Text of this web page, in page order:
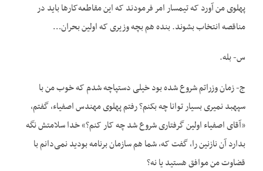
پهلوی من آورد که تیمسار امر فرمودند که این مقاطعه‌کارها باید در
مناقصه انتخاب بشوند. بنده هم بچه وزیری که اولین بحران…
س- بله.
ج- زمان وزراتم شروع شده بود خیلی دستپاچه شدم که خوب من با
سپهبد نمیری بسیار توانا چه بکنم؟ رفتم پهلوی مهندس اصفیاء، گفتم،
«آقای اصفیاء اولین گرفتاری شروع شد چه کار کنم؟» خدا سلامتش نگه
بدارد آن نازنین را، گفت که، شما هم سازمان برنامه بودید نمی‌دانم با
قضاوت من موافق هستید یا نه؟